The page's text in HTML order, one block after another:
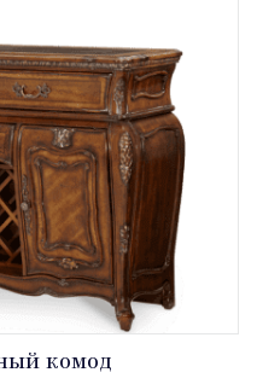
комод